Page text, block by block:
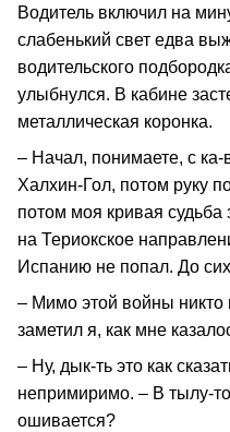
Водитель включил на
слабенький свет едва
водительского
улыбнулся. В кабине
металлическая коронка.
– Начал, понимаете, с
Халхин-Гол, потом руку
потом моя кривая
на Териокское
Испанию не попал. До
– Мимо этой войны никто
заметил я, как мне
– Ну, дык-ть это как
непримиримо. – В тылу-
ошивается?